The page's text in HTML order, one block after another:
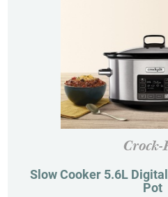
Crock-
Slow Cooker 5.6L
Pot